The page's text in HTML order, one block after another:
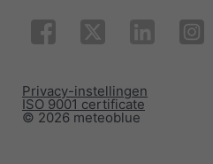
© 2026 meteoblue
ISO 9001 certificate
Privacy-instellingen